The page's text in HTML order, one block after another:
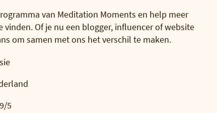
van Meditation Moments en help meer
Of je nu een blogger, influencer of website
om samen met ons het verschil te maken.
5